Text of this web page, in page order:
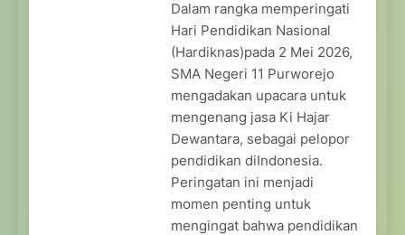
Dalam rangka memperingati
Hari Pendidikan Nasional
(Hardiknas)pada 2 Mei 2026,
SMA Negeri 11 Purworejo
mengadakan upacara untuk
mengenang jasa Ki Hajar
Dewantara, sebagai pelopor
pendidikan diIndonesia.
Peringatan ini menjadi
momen penting untuk
mengingat bahwa pendidikan